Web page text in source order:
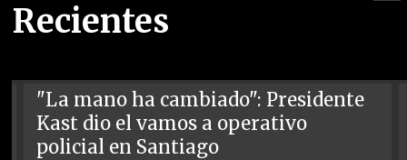
Recientes
"La mano ha cambiado": Presidente
Kast dio el vamos a operativo
policial en Santiago